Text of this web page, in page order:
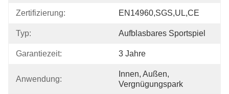
Zertifizierung: EN14960,SGS,UL,CE
Typ: Aufblasbares Sportspiel
Garantiezeit: 3 Jahre
Anwendung:
Innen, Außen,
Vergnügungspark